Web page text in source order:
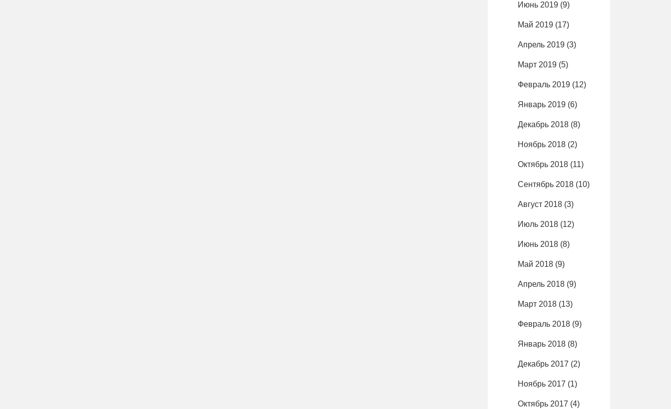
Июнь 2019 (9)
Май 2019 (17)
Апрель 2019 (3)
Март 2019 (5)
Февраль 2019 (12)
Январь 2019 (6)
Декабрь 2018 (8)
Ноябрь 2018 (2)
Октябрь 2018 (11)
Сентябрь 2018 (10)
Август 2018 (3)
Июль 2018 (12)
Июнь 2018 (8)
Май 2018 (9)
Апрель 2018 (9)
Март 2018 (13)
Февраль 2018 (9)
Январь 2018 (8)
Декабрь 2017 (2)
Ноябрь 2017 (1)
Октябрь 2017 (4)